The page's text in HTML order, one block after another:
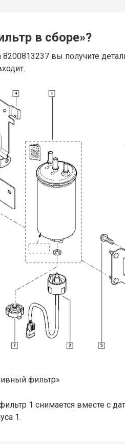
в сборе»?
вы получите
фильтр»
1 снимается вместе с
1.